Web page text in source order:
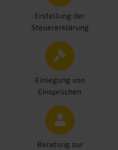
Erstellung der
Steuererklärung
Einlegung von
Einsprüchen
Beratung zur